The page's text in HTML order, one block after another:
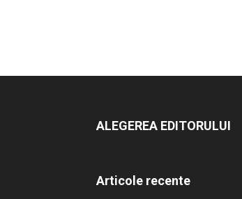
ALEGEREA EDITORULUI
Articole recente